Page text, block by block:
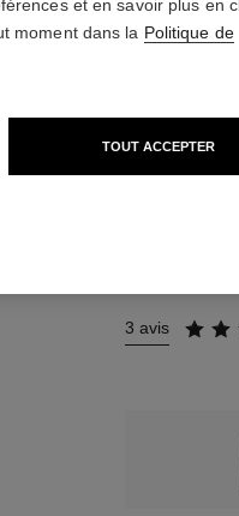
16 -
3 avis
et en savoir plus en
moment dans la Politique de
TOUT ACCEPTER